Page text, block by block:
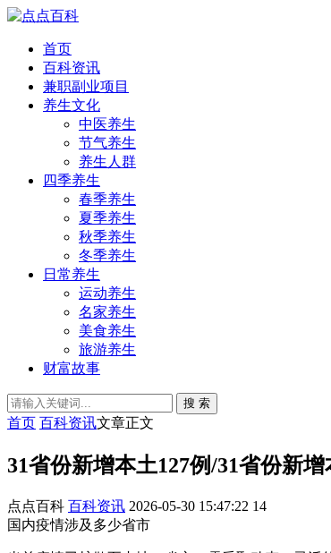
首页
百科资讯
兼职副业项目
养生文化
中医养生
节气养生
养生人群
四季养生
春季养生
夏季养生
秋季养生
冬季养生
日常养生
运动养生
名家养生
美食养生
旅游养生
财富故事
搜 索
首页 百科资讯文章正文
31省份新增本土127例/31省份新增
点点百科 百科资讯 2026-05-30 15:47:22 14
国内疫情涉及多少省市